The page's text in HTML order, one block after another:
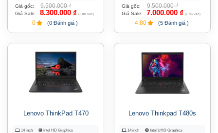
Giá gốc: 9.500.000₫
Giá Sale: 8.300.000 ₫ (+ 8% VAT)
0 (0 Đánh giá )
Giá gốc: 9.500.000₫
Giá Sale: 7.000.000 ₫ (+ 8% VAT)
4.80 (5 Đánh giá )
Lenovo ThinkPad T470
14 inch
Intel HD Graphics
Lenovo Thinkpad T480s
14 inch
Intel UHD Graphics